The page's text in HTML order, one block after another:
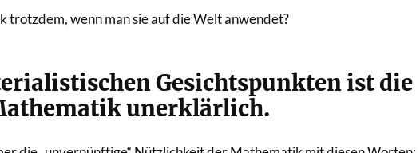
wenn man sie auf die Welt anwendet?
Gesichtspunkten ist die
unerklärlich.